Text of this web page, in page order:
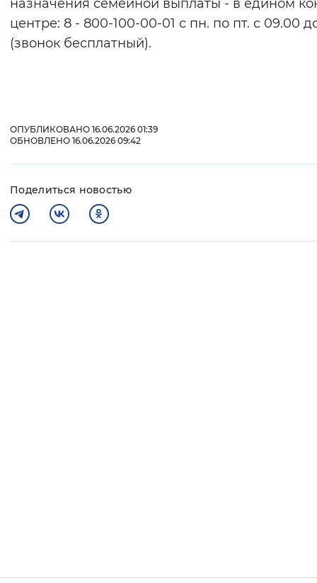
назначения семейной выплаты - в едином
центре: 8 - 800-100-00-01 с пн. по пт. с 09.00
(звонок бесплатный).
ОПУБЛИКОВАНО 16.06.2026 01:39
ОБНОВЛЕНО 16.06.2026 09:42
Поделиться новостью